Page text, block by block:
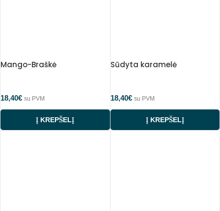
Mango-Braškė
18,40€ su PVM
Į KREPŠELĮ
Sūdyta karamelė
18,40€ su PVM
Į KREPŠELĮ